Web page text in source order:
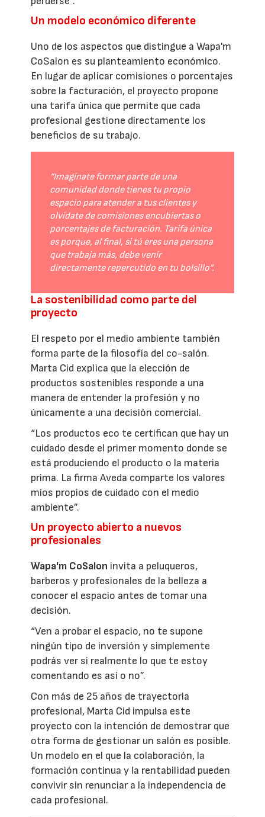
Un modelo económico diferente
Uno de los aspectos que distingue a Wapa'm
CoSalon es su planteamiento económico.
En lugar de aplicar comisiones o porcentajes
sobre la facturación, el proyecto propone
una tarifa única que permite que cada
profesional gestione directamente los
beneficios de su trabajo.
“Imagínate formar parte de una
comunidad donde tienes tu propio
espacio para atender a tus clientes y
olvídate de comisiones encubiertas o
porcentajes de facturación. Tarifa única
es porque, al final, si tú eres una persona
que trabaja más, debe venir
directamente repercutido en tu bolsillo”.
La sostenibilidad como parte del
proyecto
El respeto por el medio ambiente también
forma parte de la filosofía del co-salón.
Marta Cid explica que la elección de
productos sostenibles responde a una
manera de entender la profesión y no
únicamente a una decisión comercial.
“Los productos eco te certifican que hay un
cuidado desde el primer momento donde se
está produciendo el producto o la materia
prima. La firma Aveda comparte los valores
míos propios de cuidado con el medio
ambiente”.
Un proyecto abierto a nuevos
profesionales
Wapa'm CoSalon invita a peluqueros,
barberos y profesionales de la belleza a
conocer el espacio antes de tomar una
decisión.
“Ven a probar el espacio, no te supone
ningún tipo de inversión y simplemente
podrás ver si realmente lo que te estoy
comentando es así o no”.
Con más de 25 años de trayectoria
profesional, Marta Cid impulsa este
proyecto con la intención de demostrar que
otra forma de gestionar un salón es posible.
Un modelo en el que la colaboración, la
formación continua y la rentabilidad pueden
convivir sin renunciar a la independencia de
cada profesional.